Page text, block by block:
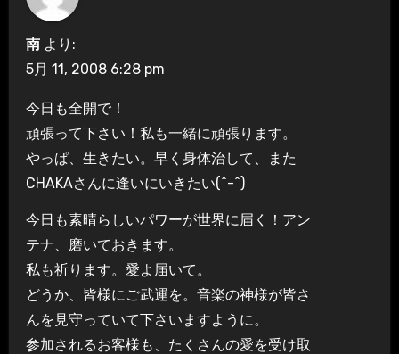
南 より:
5月 11, 2008 6:28 pm
今日も全開で！
頑張って下さい！私も一緒に頑張ります。
やっぱ、生きたい。早く身体治して、また
CHAKAさんに逢いにいきたい(^-^)
今日も素晴らしいパワーが世界に届く！アン
テナ、磨いておきます。
私も祈ります。愛よ届いて。
どうか、皆様にご武運を。音楽の神様が皆さ
んを見守っていて下さいますように。
参加されるお客様も、たくさんの愛を受け取